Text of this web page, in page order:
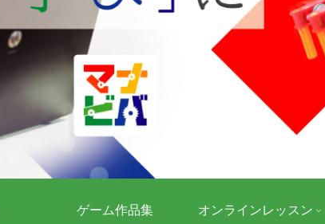
ゲーム作品集 オンラインレッスン